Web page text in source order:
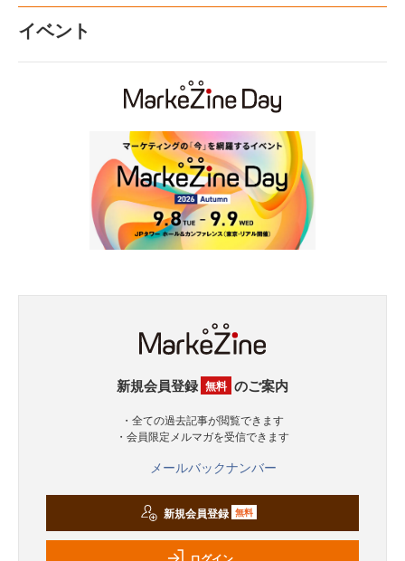
イベント
新規会員登録 無料 のご案内
・全ての過去記事が閲覧できます
・会員限定メルマガを受信できます
メールバックナンバー
新規会員登録 無料